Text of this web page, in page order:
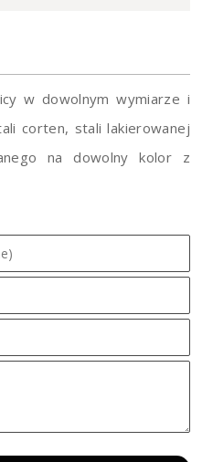
w dowolnym wymiarze i
corten, stali lakierowanej
na dowolny kolor z